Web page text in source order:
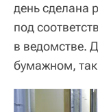
день сделана
под
в ведомстве.
бумажном,